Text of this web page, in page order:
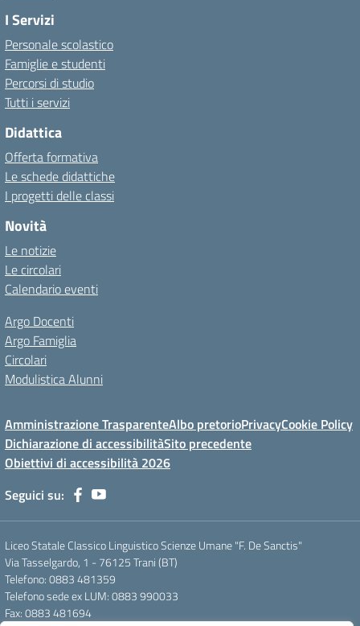
I Servizi
Personale scolastico
Famiglie e studenti
Percorsi di studio
Tutti i servizi
Didattica
Offerta formativa
Le schede didattiche
I progetti delle classi
Novità
Le notizie
Le circolari
Calendario eventi
Argo Docenti
Argo Famiglia
Circolari
Modulistica Alunni
Amministrazione TrasparenteAlbo pretorioPrivacyCookie Policy
Dichiarazione di accessibilitàSito precedente
Obiettivi di accessibilità 2026
Seguici su:
Liceo Statale Classico Linguistico Scienze Umane "F. De Sanctis"
Via Tasselgardo, 1 - 76125 Trani (BT)
Telefono: 0883 481359
Telefono sede ex LUM: 0883 990033
Fax: 0883 481694